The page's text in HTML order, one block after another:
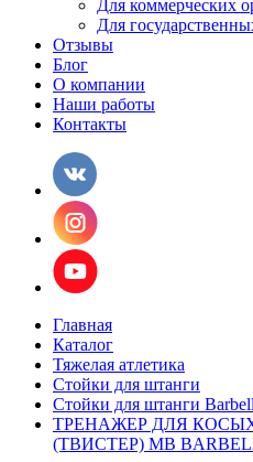
Для коммерческих
Для
Отзывы
Блог
О компании
Наши работы
Контакты
Главная
Каталог
Тяжелая атлетика
Стойки для штанги
Стойки для штанги Barbell
ТРЕНАЖЕР ДЛЯ
(ТВИСТЕР) MB